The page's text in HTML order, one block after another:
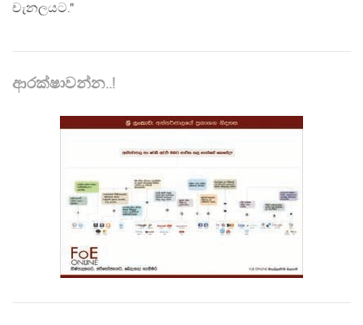
චැනලයට."
ආරක්ෂාවන්න..!